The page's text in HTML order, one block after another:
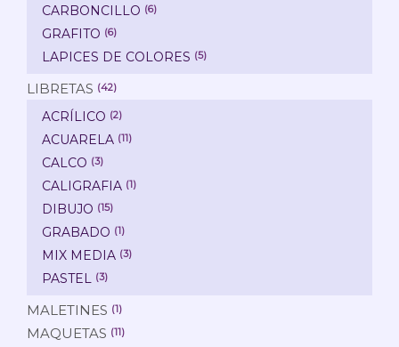
CARBONCILLO (6)
GRAFITO (6)
LAPICES DE COLORES (5)
LIBRETAS (42)
ACRÍLICO (2)
ACUARELA (11)
CALCO (3)
CALIGRAFIA (1)
DIBUJO (15)
GRABADO (1)
MIX MEDIA (3)
PASTEL (3)
MALETINES (1)
MAQUETAS (11)